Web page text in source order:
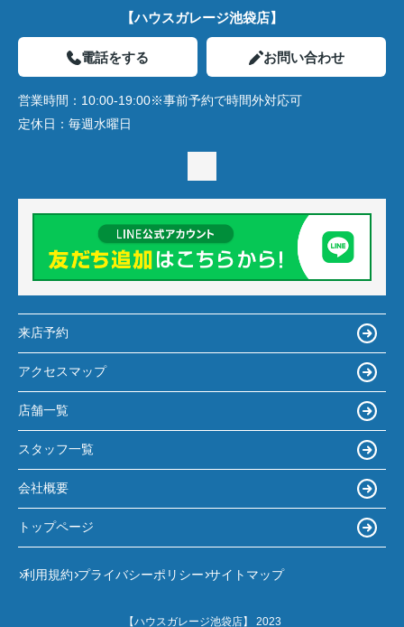
【ハウスガレージ池袋店】
電話をする お問い合わせ
営業時間： 10:00-19:00※事前予約で時間外対応可
定休日： 毎週水曜日
来店予約
アクセスマップ
店舗一覧
スタッフ一覧
会社概要
トップページ
利用規約 プライバシーポリシー サイトマップ
【ハウスガレージ池袋店】 2023